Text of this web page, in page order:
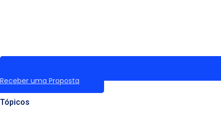
Receber uma Proposta
Tópicos